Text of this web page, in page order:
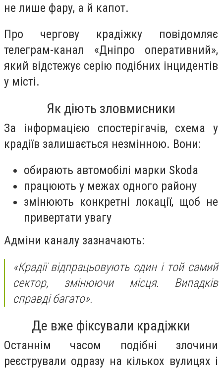
не лише фару, а й капот.
Про чергову крадіжку повідомляє
телеграм-канал «Дніпро оперативний»,
який відстежує серію подібних інцидентів
у місті.
Як діють зловмисники
За інформацією спостерігачів, схема у
крадіїв залишається незмінною. Вони:
обирають автомобілі марки Skoda
працюють у межах одного району
змінюють конкретні локації, щоб не
привертати увагу
Адміни каналу зазначають:
«Крадії відпрацьовують один і той самий
сектор, змінюючи місця. Випадків
справді багато».
Де вже фіксували крадіжки
Останнім часом подібні злочини
реєстрували одразу на кількох вулицях і